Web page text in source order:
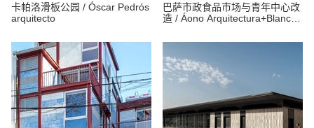
卡帕洛滑板公园 / Óscar Pedrós
arquitecto
巴萨市政食品市场与青年中心改
造 / Áono Arquitectura+Blanca